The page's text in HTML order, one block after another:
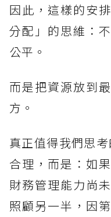
因此，這樣的安
分配」的思維：
公平。
而是把資源放到
方。
真正值得我們思
合理，而是：如
財務管理能力尚
照顧另一半，因